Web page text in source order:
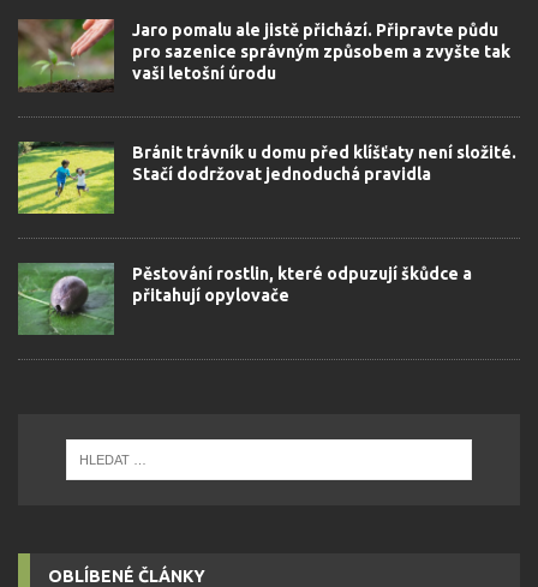
Jaro pomalu ale jistě přichází. Připravte půdu
pro sazenice správným způsobem a zvyšte tak
vaši letošní úrodu
Bránit trávník u domu před klíšťaty není složité.
Stačí dodržovat jednoduchá pravidla
Pěstování rostlin, které odpuzují škůdce a
přitahují opylovače
OBLÍBENÉ ČLÁNKY